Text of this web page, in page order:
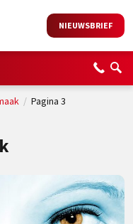
NIEUWSBRIEF
/ Pagina 3